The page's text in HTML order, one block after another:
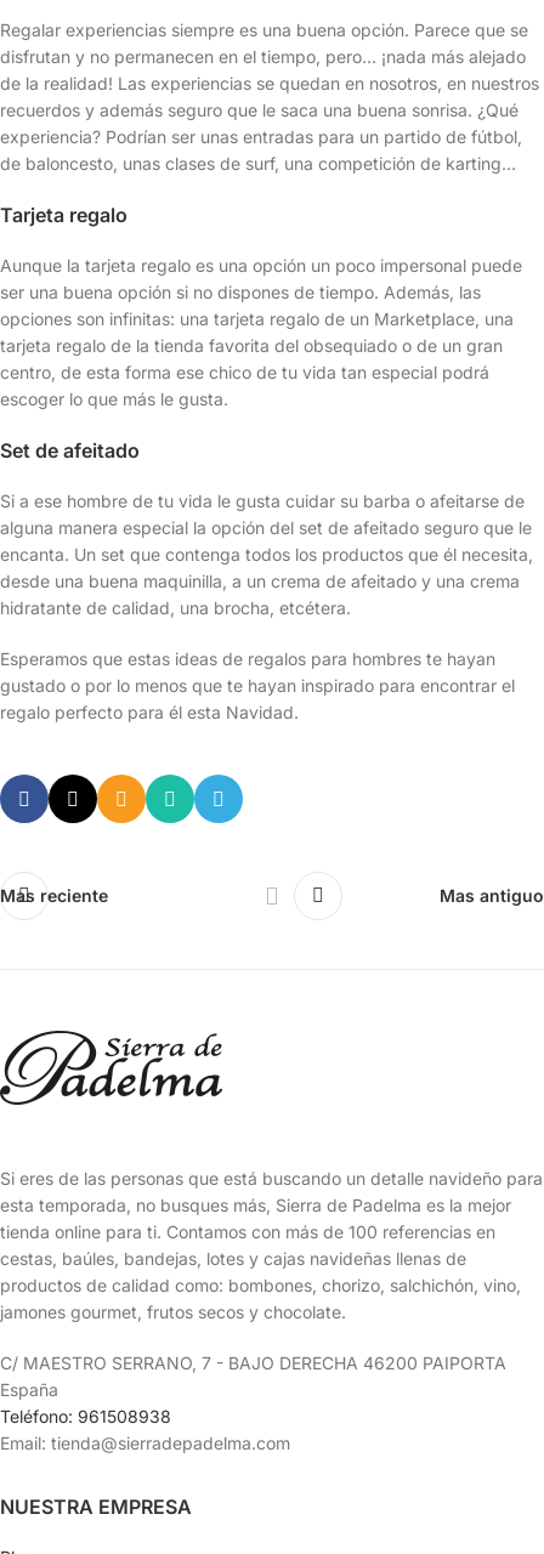
Regalar experiencias siempre es una buena opción. Parece que se
disfrutan y no permanecen en el tiempo, pero… ¡nada más alejado
de la realidad! Las experiencias se quedan en nosotros, en nuestros
recuerdos y además seguro que le saca una buena sonrisa. ¿Qué
experiencia? Podrían ser unas entradas para un partido de fútbol,
de baloncesto, unas clases de surf, una competición de karting…
Tarjeta regalo
Aunque la tarjeta regalo es una opción un poco impersonal puede
ser una buena opción si no dispones de tiempo. Además, las
opciones son infinitas: una tarjeta regalo de un Marketplace, una
tarjeta regalo de la tienda favorita del obsequiado o de un gran
centro, de esta forma ese chico de tu vida tan especial podrá
escoger lo que más le gusta.
Set de afeitado
Si a ese hombre de tu vida le gusta cuidar su barba o afeitarse de
alguna manera especial la opción del set de afeitado seguro que le
encanta. Un set que contenga todos los productos que él necesita,
desde una buena maquinilla, a un crema de afeitado y una crema
hidratante de calidad, una brocha, etcétera.
Esperamos que estas ideas de regalos para hombres te hayan
gustado o por lo menos que te hayan inspirado para encontrar el
regalo perfecto para él esta Navidad.
Mas reciente Mas antiguo
Si eres de las personas que está buscando un detalle navideño para
esta temporada, no busques más, Sierra de Padelma es la mejor
tienda online para ti. Contamos con más de 100 referencias en
cestas, baúles, bandejas, lotes y cajas navideñas llenas de
productos de calidad como: bombones, chorizo, salchichón, vino,
jamones gourmet, frutos secos y chocolate.
C/ MAESTRO SERRANO, 7 - BAJO DERECHA 46200 PAIPORTA
España
Teléfono: 961508938
Email: tienda@sierradepadelma.com
NUESTRA EMPRESA